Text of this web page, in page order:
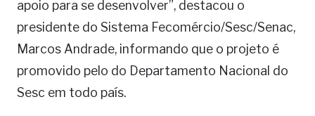
apoio para se desenvolver”, destacou o
presidente do Sistema Fecomércio/Sesc/Senac,
Marcos Andrade, informando que o projeto é
promovido pelo do Departamento Nacional do
Sesc em todo país.